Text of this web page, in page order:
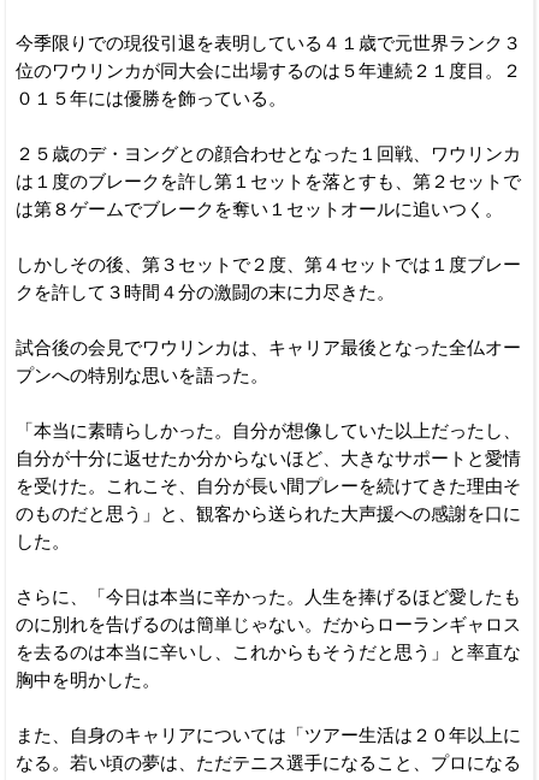
今季限りでの現役引退を表明している４１歳で元世界ランク３
位のワウリンカが同大会に出場するのは５年連続２１度目。２
０１５年には優勝を飾っている。
２５歳のデ・ヨングとの顔合わせとなった１回戦、ワウリンカ
は１度のブレークを許し第１セットを落とすも、第２セットで
は第８ゲームでブレークを奪い１セットオールに追いつく。
しかしその後、第３セットで２度、第４セットでは１度ブレー
クを許して３時間４分の激闘の末に力尽きた。
試合後の会見でワウリンカは、キャリア最後となった全仏オー
プンへの特別な思いを語った。
「本当に素晴らしかった。自分が想像していた以上だったし、
自分が十分に返せたか分からないほど、大きなサポートと愛情
を受けた。これこそ、自分が長い間プレーを続けてきた理由そ
のものだと思う」と、観客から送られた大声援への感謝を口に
した。
さらに、「今日は本当に辛かった。人生を捧げるほど愛したも
のに別れを告げるのは簡単じゃない。だからローランギャロス
を去るのは本当に辛いし、これからもそうだと思う」と率直な
胸中を明かした。
また、自身のキャリアについては「ツアー生活は２０年以上に
なる。若い頃の夢は、ただテニス選手になること、プロになる